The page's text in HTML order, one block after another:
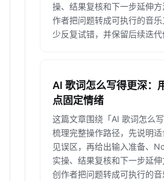
操、结果复核和下一步延伸
作者把问题转成可执行的音
少反复试错，并保留后续迭代
AI 歌词怎么写得更深：
点固定情绪
这篇文章围绕「AI 歌词怎么写
梳理完整操作路径，先说明
见误区，再给出输入准备、
实操、结果复核和下一步延
创作者把问题转成可执行的音